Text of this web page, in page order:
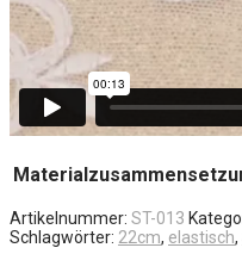
Artikelnummer: ST-013
Schlagwörter: 22cm, elastisch,